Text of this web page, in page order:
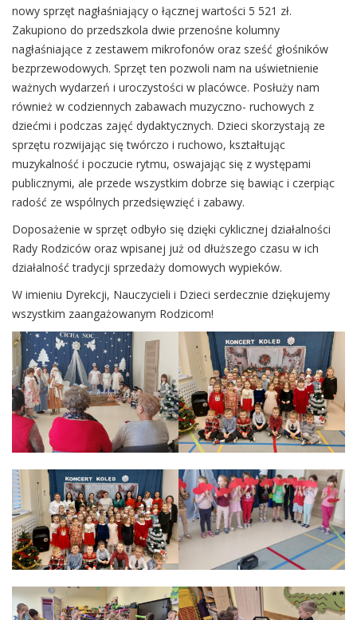
nowy sprzęt nagłaśniający o łącznej wartości 5 521 zł.
Zakupiono do przedszkola dwie przenośne kolumny
nagłaśniające z zestawem mikrofonów oraz sześć głośników
bezprzewodowych. Sprzęt ten pozwoli nam na uświetnienie
ważnych wydarzeń i uroczystości w placówce. Posłuży nam
również w codziennych zabawach muzyczno- ruchowych z
dziećmi i podczas zajęć dydaktycznych. Dzieci skorzystają ze
sprzętu rozwijając się twórczo i ruchowo, kształtując
muzykalność i poczucie rytmu, oswajając się z występami
publicznymi, ale przede wszystkim dobrze się bawiąc i czerpiąc
radość ze wspólnych przedsięwzięć i zabawy.
Doposażenie w sprzęt odbyło się dzięki cyklicznej działalności
Rady Rodziców oraz wpisanej już od dłuższego czasu w ich
działalność tradycji sprzedaży domowych wypieków.
W imieniu Dyrekcji, Nauczycieli i Dzieci serdecznie dziękujemy
wszystkim zaangażowanym Rodzicom!